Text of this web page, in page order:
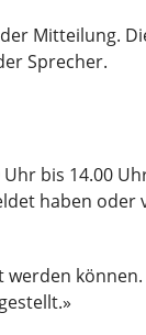
Mitteilung.
Sprecher.
bis 14.00
haben